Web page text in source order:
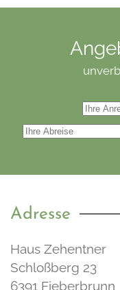
Adresse
Haus Zehentner
Schloßberg 23
6391 Fieberbrunn